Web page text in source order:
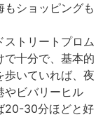
もショッピングも
ストリートプロム
で十分で、基本的
歩いていれば、夜
やビバリーヒル
20-30分ほどと好